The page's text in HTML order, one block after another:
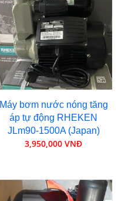
Máy bơm nước nóng tăng
áp tự động RHEKEN
JLm90-1500A (Japan)
3,950,000 VNĐ